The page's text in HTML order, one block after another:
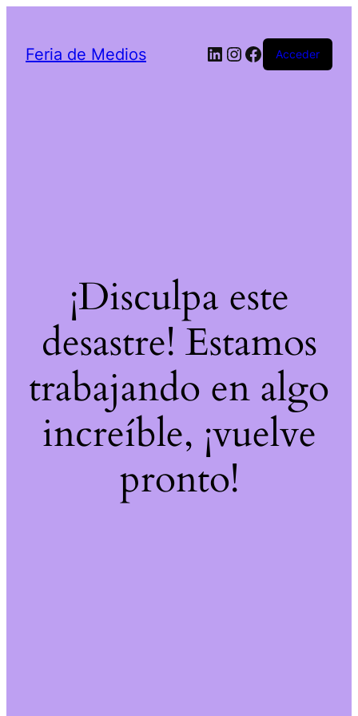
Feria de Medios LinkedIn
Instagram
Facebook
Acceder
¡Disculpa este
desastre! Estamos
trabajando en algo
increíble, ¡vuelve
pronto!